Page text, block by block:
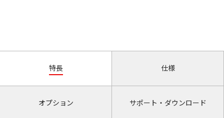
特長 仕様
オプション サポート・ダウンロード